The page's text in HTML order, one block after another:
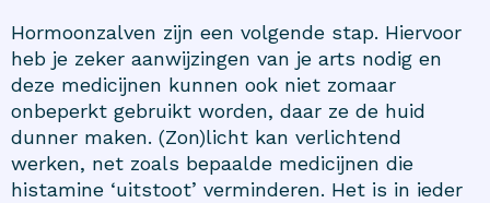
Hormoonzalven zijn een volgende stap. Hiervoor
heb je zeker aanwijzingen van je arts nodig en
deze medicijnen kunnen ook niet zomaar
onbeperkt gebruikt worden, daar ze de huid
dunner maken. (Zon)licht kan verlichtend
werken, net zoals bepaalde medicijnen die
histamine ‘uitstoot’ verminderen. Het is in ieder